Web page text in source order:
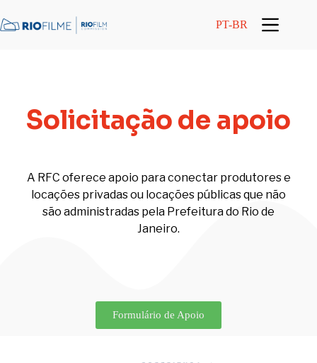
PT-BR
Solicitação de apoio
A RFC oferece apoio para conectar produtores e
locações privadas ou locações públicas que não
são administradas pela Prefeitura do Rio de
Janeiro.
Formulário de Apoio